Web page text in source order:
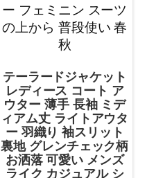
テーラードジャケット
レディース コート ア
ウター 薄手 長袖 ミデ
ィアム丈 ライトアウタ
ー 羽織り 袖スリット
裏地 グレンチェック柄
お洒落 可愛い メンズ
ライク カジュアル シ